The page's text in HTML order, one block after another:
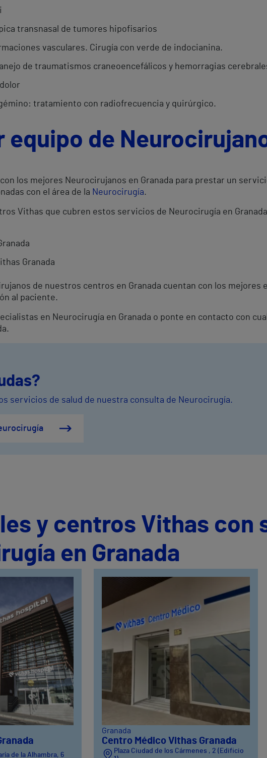
transnasal de tumores hipofisarios
vasculares. Cirugía con verde de indocianina.
de traumatismos craneoencefálicos y hemorragias
tratamiento con radiofrecuencia y quirúrgico.
equipo de
los mejores Neurocirujanos en Granada para prestar un
con el área de la Neurocirugía.
Vithas que cubren estos servicios de Neurocirugía en
Granada
de nuestros centros en Granada cuentan con los
al paciente.
en Neurocirugía en Granada o ponte en contacto con
servicios de salud de nuestra consulta de Neurocirugía.
y centros Vithas con
en Granada
de la Alhambra, 6
Granada
Centro Médico Vithas Granada
Plaza Ciudad de los Cármenes , 2 (Edificio